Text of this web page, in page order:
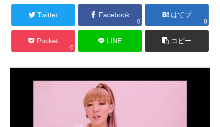
Twitter Facebook
0
はてブ
0
Pocket
0
LINE コピー